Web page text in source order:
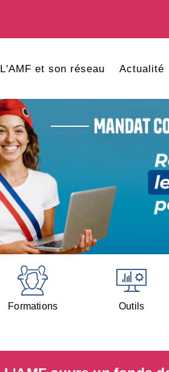
L'AMF et son réseau Actualité
Formations Outils